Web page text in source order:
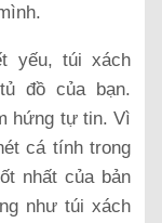
yếu, túi xách
đồ của bạn.
hứng tự tin. Vì
cá tính trong
nhất của bản
như túi xách